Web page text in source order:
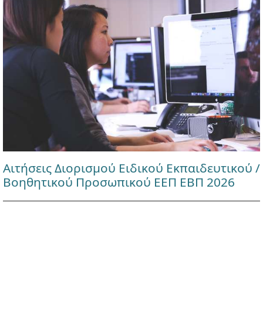
Αιτήσεις Διορισμού Ειδικού Εκπαιδευτικού /
Βοηθητικού Προσωπικού ΕΕΠ ΕΒΠ 2026